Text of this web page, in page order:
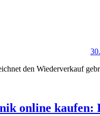
den Wiederverkauf
online kaufen: